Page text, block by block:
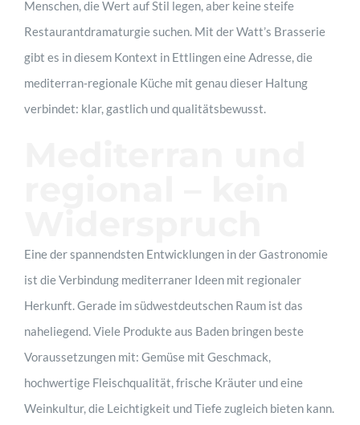
Menschen, die Wert auf Stil legen, aber keine steife
Restaurantdramaturgie suchen. Mit der Watt’s Brasserie
gibt es in diesem Kontext in Ettlingen eine Adresse, die
mediterran-regionale Küche mit genau dieser Haltung
verbindet: klar, gastlich und qualitätsbewusst.
Eine der spannendsten Entwicklungen in der Gastronomie
ist die Verbindung mediterraner Ideen mit regionaler
Herkunft. Gerade im südwestdeutschen Raum ist das
naheliegend. Viele Produkte aus Baden bringen beste
Voraussetzungen mit: Gemüse mit Geschmack,
hochwertige Fleischqualität, frische Kräuter und eine
Weinkultur, die Leichtigkeit und Tiefe zugleich bieten kann.